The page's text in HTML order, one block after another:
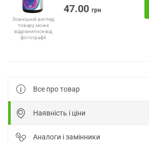
Зовнішній вигляд
товару може
відрізнятися від
фотографії
47.00 грн
Все про товар
Наявність і ціни
Аналоги і замінники